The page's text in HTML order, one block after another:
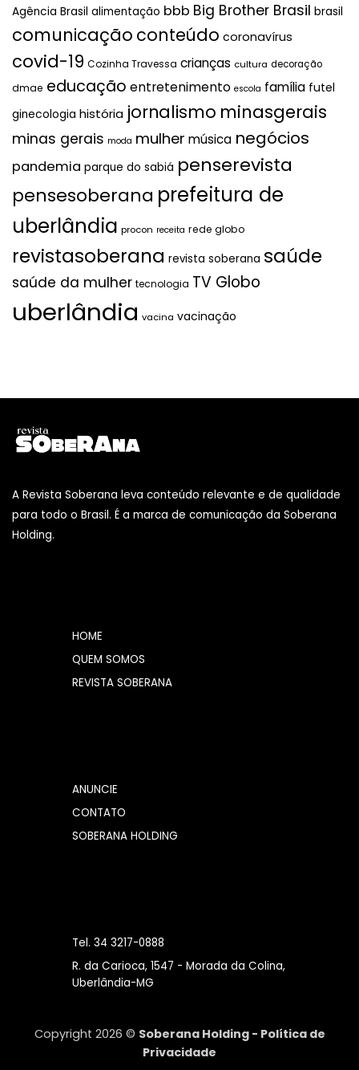
Agência Brasil alimentação bbb Big Brother Brasil brasil
comunicação conteúdo coronavírus
covid-19 Cozinha Travessa crianças cultura decoração
dmae educação entretenimento escola família futel
ginecologia história jornalismo minasgerais
minas gerais moda mulher música negócios
pandemia parque do sabiá penserevista
pensesoberana prefeitura de
uberlândia procon receita rede globo
revistasoberana revista soberana saúde
saúde da mulher tecnologia TV Globo
uberlândia vacina vacinação
A Revista Soberana leva conteúdo relevante e de qualidade
para todo o Brasil. É a marca de comunicação da Soberana
Holding.
HOME
QUEM SOMOS
REVISTA SOBERANA
ANUNCIE
CONTATO
SOBERANA HOLDING
Tel. 34 3217-0888
R. da Carioca, 1547 - Morada da Colina,
Uberlândia-MG
Copyright 2026 © Soberana Holding - Política de
Privacidade